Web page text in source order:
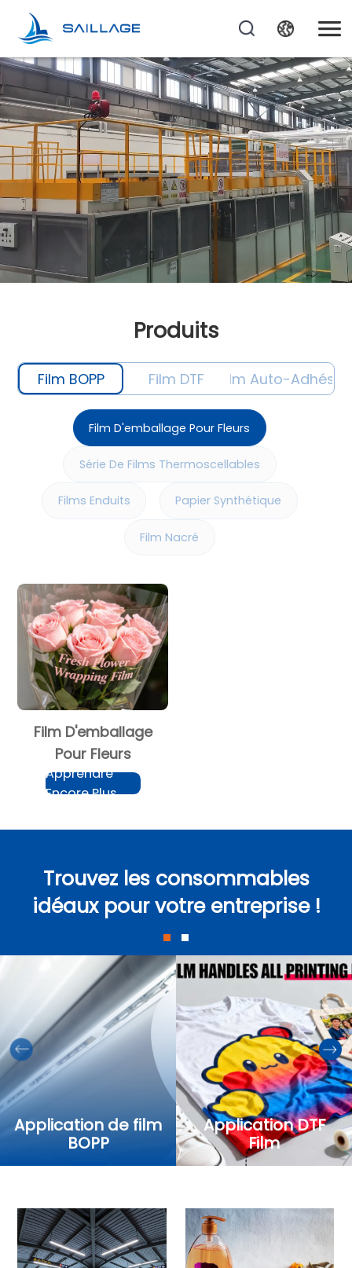
Produits
Film BOPP Film DTF Film Auto-Adhésif
Film D'emballage Pour Fleurs
Série De Films Thermoscellables
Films Enduits Papier Synthétique
Film Nacré
Film D'emballage
Pour Fleurs
Apprendre
Encore Plus
Trouvez les consommables
idéaux pour votre entreprise !
Application de film
BOPP
Application DTF
Film